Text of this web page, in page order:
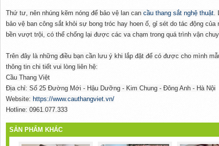
Thứ tư, nên nhúng kẽm nóng để bảo vệ lan can cầu thang sắt nghệ thuật.
bảo vệ ban công sắt khỏi sự bong tróc hay hoen ố, gỉ sét do tác động
bền vượt trội, có thể chống lại được các va chạm trong quá trình vận
Trên đây là những điều bạn cần lưu ý khi lắp đặt để có được cho mình
thông tin chi tiết vui lòng liên hệ:
Cầu Thang Việt
Địa chỉ: Số 25 Đường Mới - Hậu Dưỡng - Kim Chung - Đông Anh - Hà Nội
Website: https://www.cauthangviet.vn/
Hotline: 0961.077.333
SẢN PHẨM KHÁC